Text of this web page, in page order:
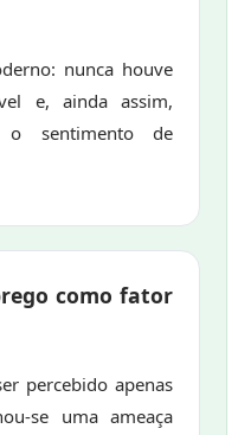
nunca houve
e, ainda assim,
sentimento de
como fator
percebido apenas
se uma ameaça